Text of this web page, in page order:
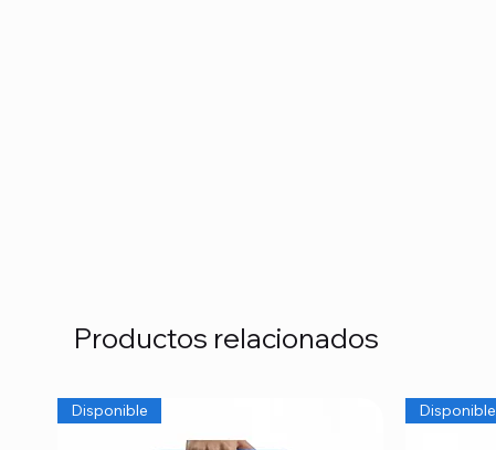
Productos relacionados
Disponible Disponible